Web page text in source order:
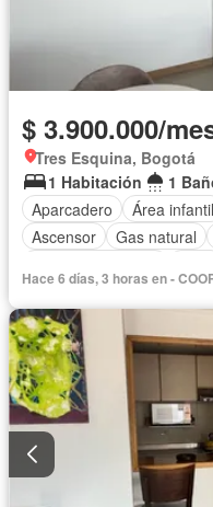
$ 3.900.000/
Tres Esquina, Bogotá
1 Habitación
1
Aparcadero
Área infantil
Ascensor
Gas natural
Hace 6 días, 3 horas en -